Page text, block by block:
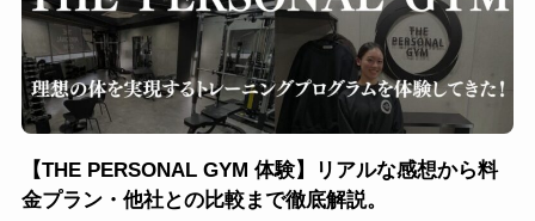
【THE PERSONAL GYM 体験】リアルな感想から料
金プラン・他社との比較まで徹底解説。